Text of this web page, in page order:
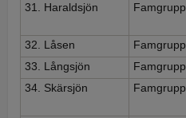
31. Haraldsjön
Famgrupp
32. Låsen
Famgrupp
33. Långsjön
Famgrupp
34. Skärsjön
Famgrupp